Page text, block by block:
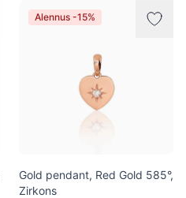
Alennus -15%
Gold pendant, Red Gold 585°,
Zirkons